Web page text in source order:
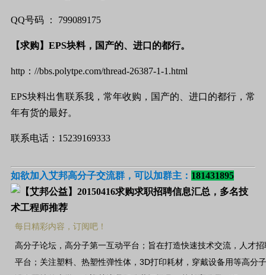
QQ号码 ： 799089175
【求购】 EPS块料，国产的、进口的都行。
http ： //bbs.polytpe.com/thread-26387-1-1.html
EPS块料出售联系我，常年收购，国产的、进口的都行，常
年有货的最好。
联系电话：15239169333
如欲加入艾邦高分子交流群，可以加群主： 181431895
每日精彩内容，订阅吧！
高分子论坛，高分子第一互动平台；旨在打造快速技术交流，人才
平台；关注塑料、热塑性弹性体， 3D打印耗材，穿戴设备用等高分